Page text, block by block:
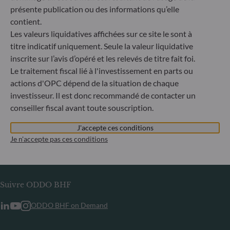
ou tout organisme établi en Russie ou en Biélorussie, à
l’exception des ressortissants d’un État membre de l’Union
européenne et aux personnes physiques titulaires d’un titre
de séjour temporaire ou permanent dans un État membre.
Informations
Informations réglementaires
Carrières
Suivre ODDO BHF
ODDO BHF on Demand
présente publication ou des informations qu’elle
contient.
Les valeurs liquidatives affichées sur ce site le sont à
titre indicatif uniquement. Seule la valeur liquidative
inscrite sur l’avis d’opéré et les relevés de titre fait foi.
Le traitement fiscal lié à l'investissement en parts ou
actions d'OPC dépend de la situation de chaque
investisseur. Il est donc recommandé de contacter un
conseiller fiscal avant toute souscription.
J'accepte ces conditions
Je n'accepte pas ces conditions